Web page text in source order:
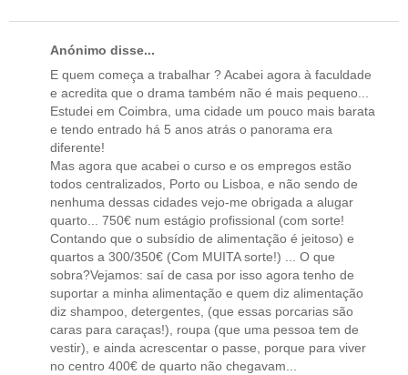
Anónimo disse...
E quem começa a trabalhar ? Acabei agora à faculdade
e acredita que o drama também não é mais pequeno...
Estudei em Coimbra, uma cidade um pouco mais barata
e tendo entrado há 5 anos atrás o panorama era
diferente!
Mas agora que acabei o curso e os empregos estão
todos centralizados, Porto ou Lisboa, e não sendo de
nenhuma dessas cidades vejo-me obrigada a alugar
quarto... 750€ num estágio profissional (com sorte!
Contando que o subsídio de alimentação é jeitoso) e
quartos a 300/350€ (Com MUITA sorte!) ... O que
sobra?Vejamos: saí de casa por isso agora tenho de
suportar a minha alimentação e quem diz alimentação
diz shampoo, detergentes, (que essas porcarias são
caras para caraças!), roupa (que uma pessoa tem de
vestir), e ainda acrescentar o passe, porque para viver
no centro 400€ de quarto não chegavam...